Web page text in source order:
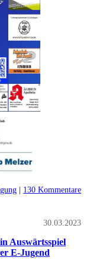
| 130 Kommentare
30.03.2023
Auswärtsspiel
E-Jugend